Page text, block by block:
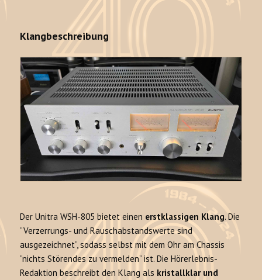
Klangbeschreibung
Der Unitra WSH-805 bietet einen erstklassigen Klang. Die
“Verzerrungs- und Rauschabstandswerte sind
ausgezeichnet”, sodass selbst mit dem Ohr am Chassis
“nichts Störendes zu vermelden” ist. Die Hörerlebnis-
Redaktion beschreibt den Klang als kristallklar und